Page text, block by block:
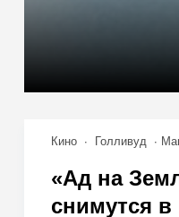
Кино Голливуд
«Ад на
снимутся